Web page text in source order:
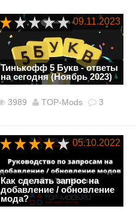
09.11.2023
Тинькофф 5 Букв - ответы
на сегодня (Ноябрь 2023)
3989 TOP-Mods 3
05.10.2022
Как сделать запрос на
добавление / обновление
мода?